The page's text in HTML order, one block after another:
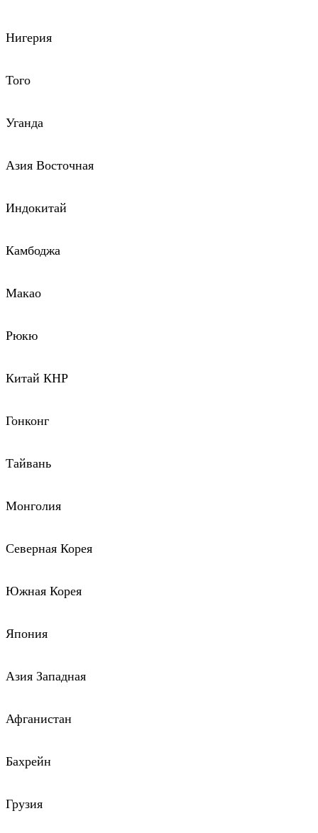
Нигерия
Того
Уганда
Азия Восточная
Индокитай
Камбоджа
Макао
Рюкю
Китай КНР
Гонконг
Тайвань
Монголия
Северная Корея
Южная Корея
Япония
Азия Западная
Афганистан
Бахрейн
Грузия